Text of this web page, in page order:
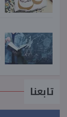
تابعنا